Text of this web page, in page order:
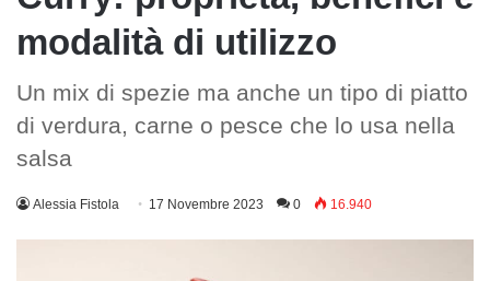
modalità di utilizzo
Un mix di spezie ma anche un tipo di piatto
di verdura, carne o pesce che lo usa nella
salsa
Alessia Fistola 17 Novembre 2023 0 16.940